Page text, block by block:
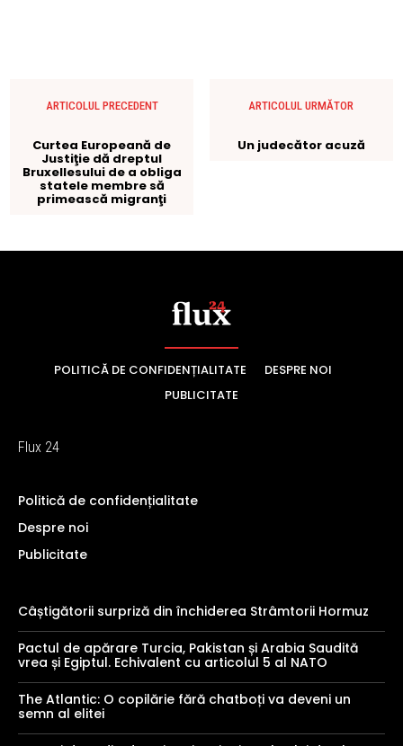
POLITICĂ DE CONFIDENȚIALITATE
DESPRE NOI
PUBLICITATE
Flux 24
Politică de confidențialitate
Despre noi
Publicitate
Câștigătorii surpriză din închiderea Strâmtorii Hormuz
Pactul de apărare Turcia, Pakistan și Arabia Saudită
vrea și Egiptul. Echivalent cu articolul 5 al NATO
The Atlantic: O copilărie fără chatboți va deveni un
semn al elitei